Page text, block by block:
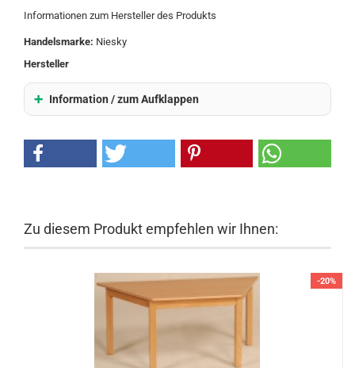
Informationen zum Hersteller des Produkts
Handelsmarke: Niesky
Hersteller
Information / zum Aufklappen
Zu diesem Produkt empfehlen wir Ihnen:
-20%